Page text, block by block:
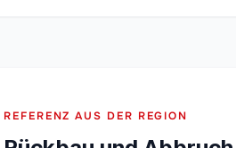
REFERENZ AUS DER REGION